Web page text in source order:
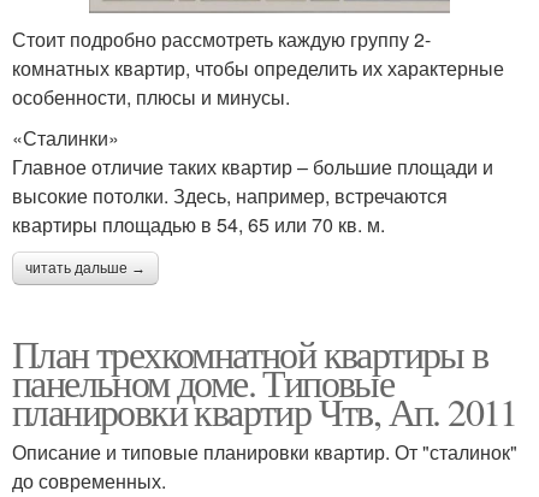
Стоит подробно рассмотреть каждую группу 2-
комнатных квартир, чтобы определить их характерные
особенности, плюсы и минусы.
«Сталинки»
Главное отличие таких квартир – большие площади и
высокие потолки. Здесь, например, встречаются
квартиры площадью в 54, 65 или 70 кв. м.
читать дальше →
План трехкомнатной квартиры в
панельном доме. Типовые
планировки квартир Чтв, Ап. 2011
Описание и типовые планировки квартир. От "сталинок"
до современных.